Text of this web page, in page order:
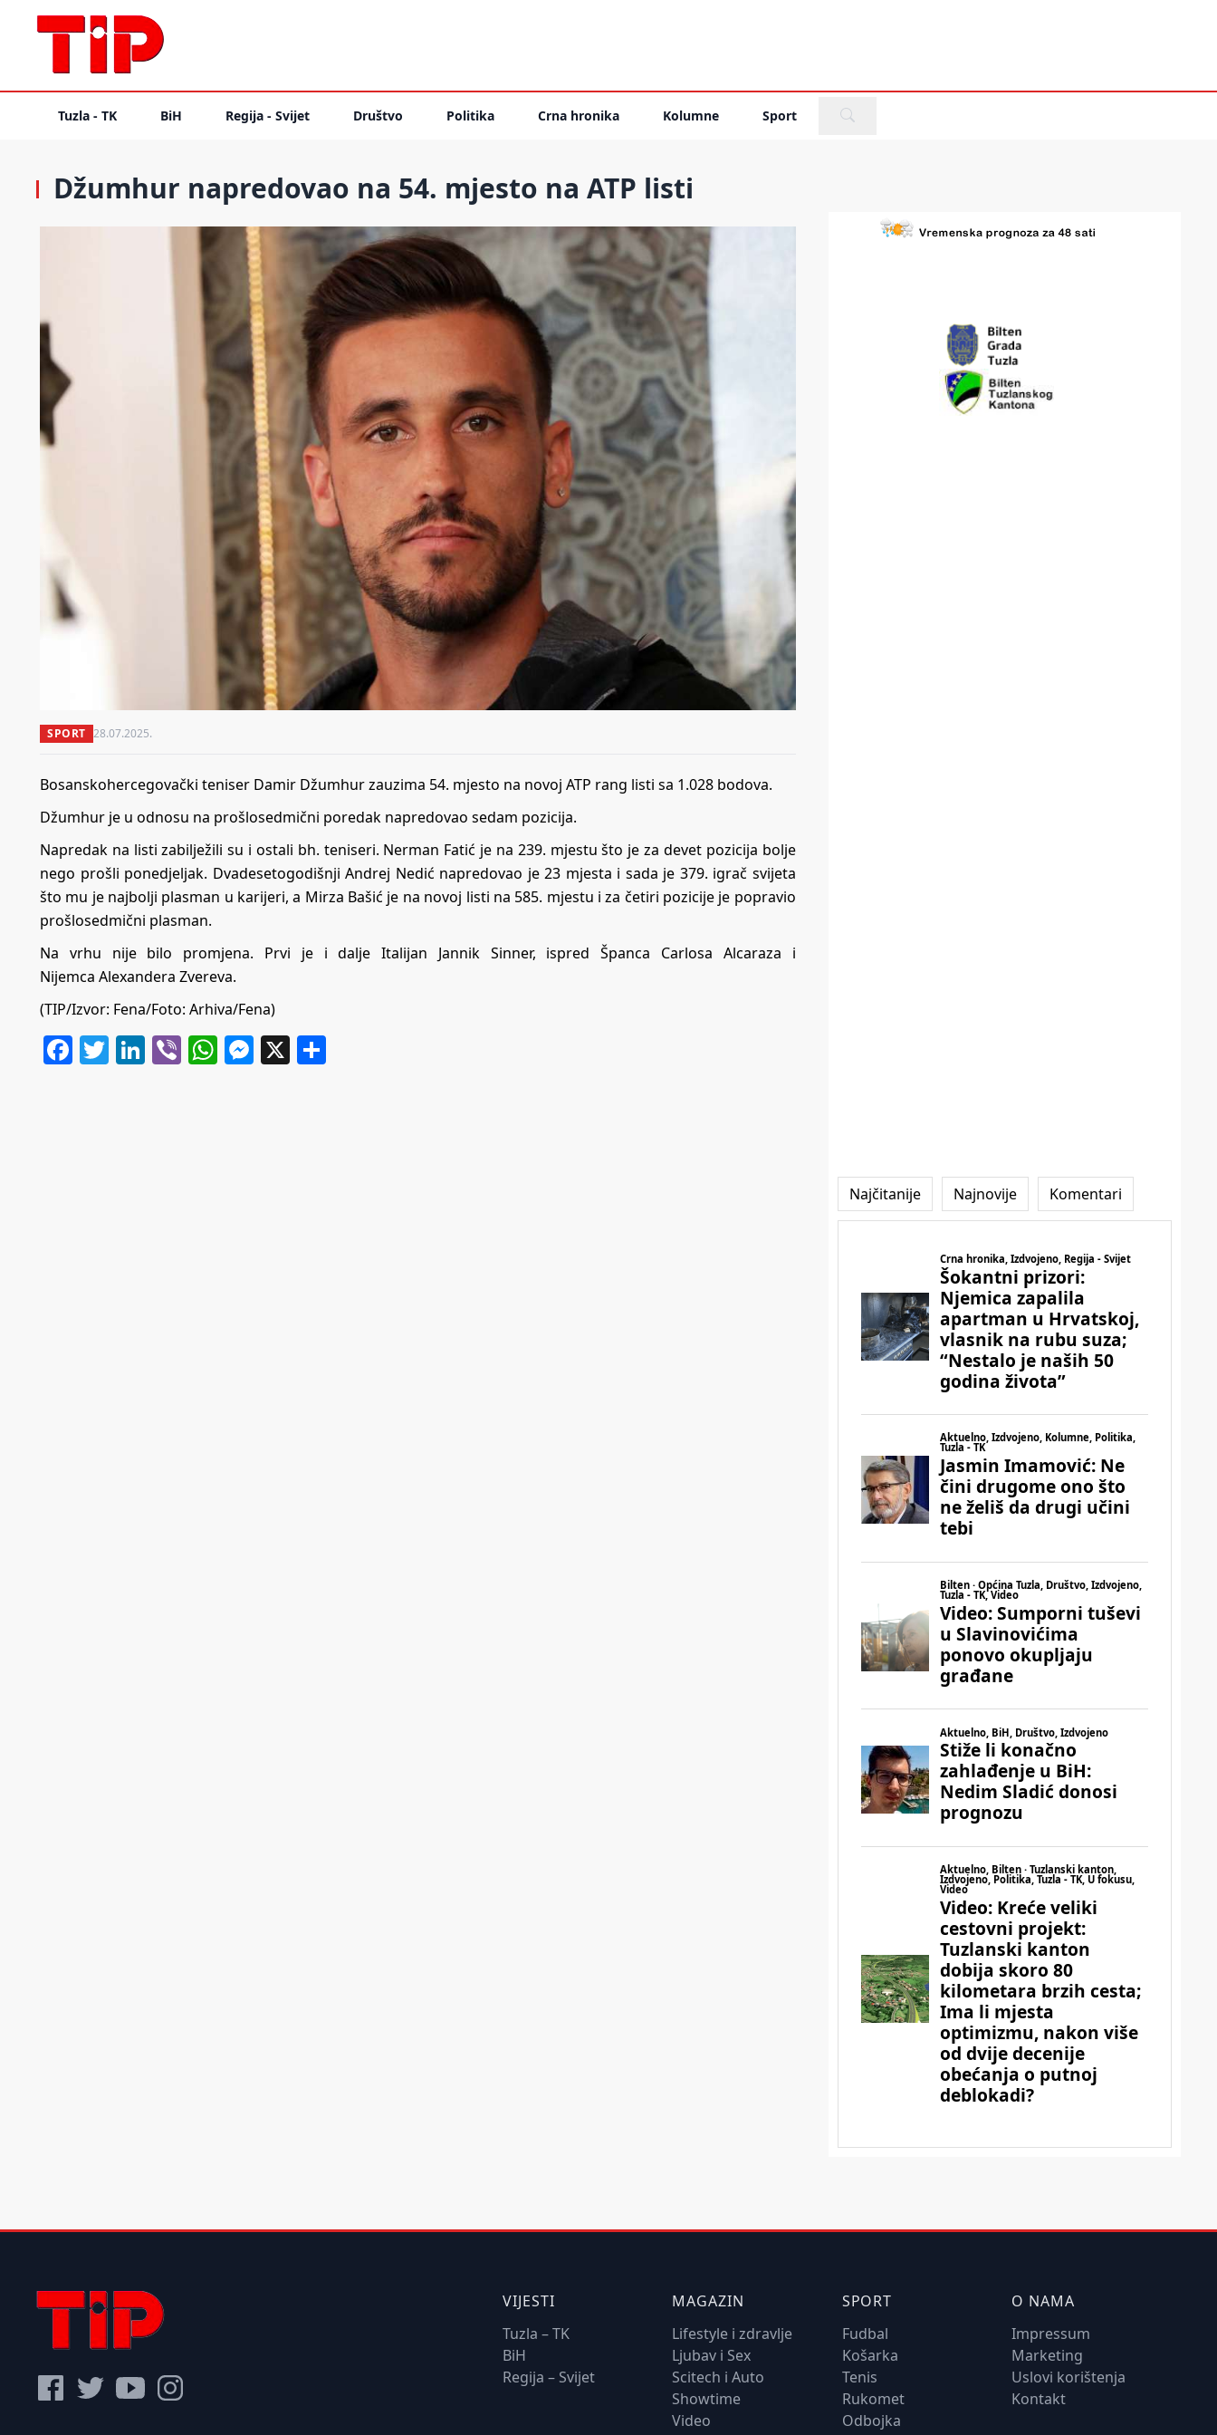
Tuzla - TK BiH Regija - Svijet Društvo Politika Crna hronika Kolumne Sport
Džumhur napredovao na 54. mjesto na ATP listi
SPORT 28.07.2025.
Bosanskohercegovački teniser Damir Džumhur zauzima 54. mjesto na novoj ATP rang listi sa 1.028 bodova.
Džumhur je u odnosu na prošlosedmični poredak napredovao sedam pozicija.
Napredak na listi zabilježili su i ostali bh. teniseri. Nerman Fatić je na 239. mjestu što je za devet pozicija bolje
nego prošli ponedjeljak. Dvadesetogodišnji Andrej Nedić napredovao je 23 mjesta i sada je 379. igrač svijeta
što mu je najbolji plasman u karijeri, a Mirza Bašić je na novoj listi na 585. mjestu i za četiri pozicije je popravio
prošlosedmični plasman.
Na vrhu nije bilo promjena. Prvi je i dalje Italijan Jannik Sinner, ispred Španca Carlosa Alcaraza i
Nijemca Alexandera Zvereva.
(TIP/Izvor: Fena/Foto: Arhiva/Fena)
Facebook
Twitter
LinkedIn
ViberWhatsApp
Messenger
X
Najčitanije Najnovije Komentari
VIJESTI
Tuzla – TK
BiH
Regija – Svijet
MAGAZIN
Lifestyle i zdravlje
Ljubav i Sex
Scitech i Auto
Showtime
Video
SPORT
Fudbal
Košarka
Tenis
Rukomet
Odbojka
O NAMA
Impressum
Marketing
Uslovi korištenja
Kontakt